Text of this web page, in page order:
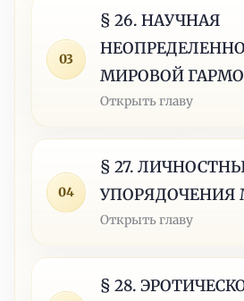
03
§ 26. НАУЧНАЯ
МИРОВОЙ
Открыть главу
04
§ 27.
УПОРЯДОЧЕНИЯ
Открыть главу
§ 28.